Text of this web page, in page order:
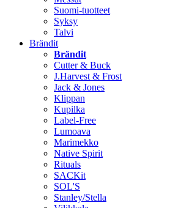
Suomi-tuotteet
Syksy
Talvi
Brändit
Brändit
Cutter & Buck
J.Harvest & Frost
Jack & Jones
Klippan
Kupilka
Label-Free
Lumoava
Marimekko
Native Spirit
Rituals
SACKit
SOL'S
Stanley/Stella